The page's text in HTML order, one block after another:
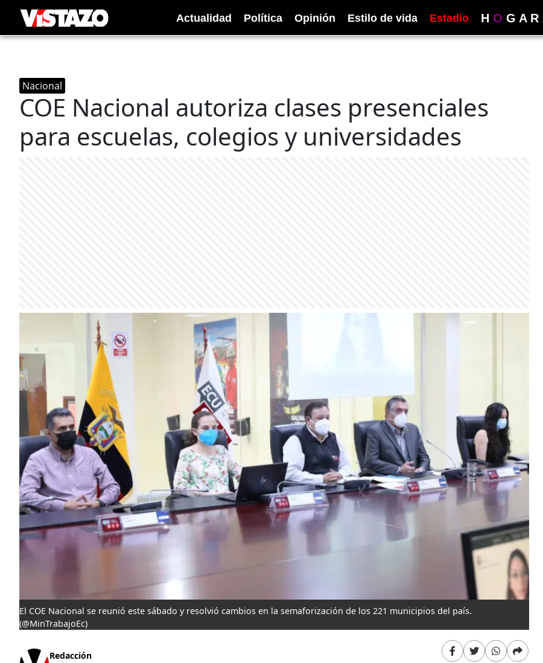
Actualidad Política Opinión Estilo de vida Estadio H O G A R
Nacional
COE Nacional autoriza clases presenciales
para escuelas, colegios y universidades
El COE Nacional se reunió este sábado y resolvió cambios en la semaforización de los 221 municipios del país.
(@MinTrabajoEc)
Redacción